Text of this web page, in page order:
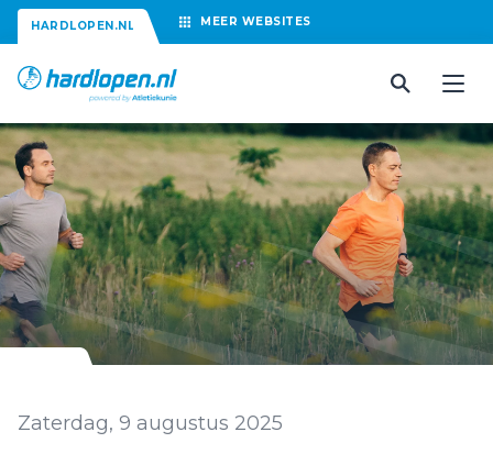
HARDLOPEN.NL MEER WEBSITES
Zaterdag, 9 augustus 2025